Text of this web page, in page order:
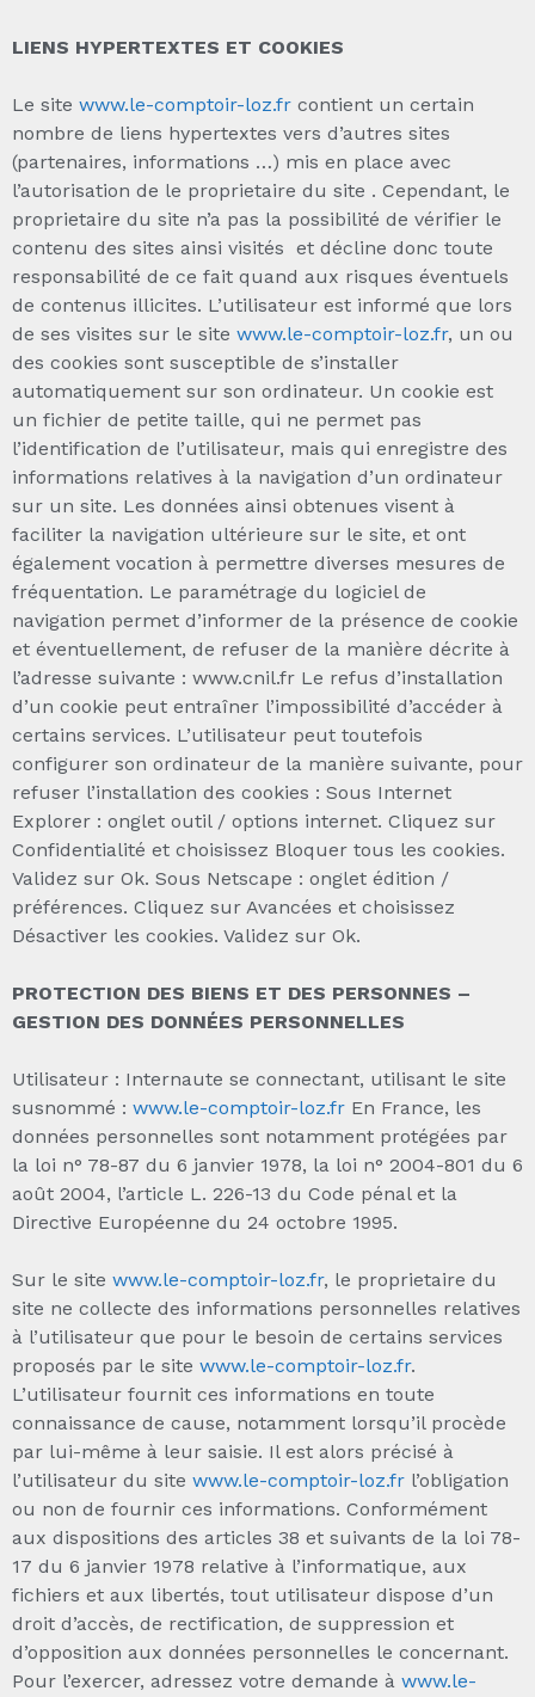
LIENS HYPERTEXTES ET COOKIES
Le site www.le-comptoir-loz.fr contient un certain
nombre de liens hypertextes vers d’autres sites
(partenaires, informations …) mis en place avec
l’autorisation de le proprietaire du site . Cependant, le
proprietaire du site n’a pas la possibilité de vérifier le
contenu des sites ainsi visités et décline donc toute
responsabilité de ce fait quand aux risques éventuels
de contenus illicites. L’utilisateur est informé que lors
de ses visites sur le site www.le-comptoir-loz.fr, un ou
des cookies sont susceptible de s’installer
automatiquement sur son ordinateur. Un cookie est
un fichier de petite taille, qui ne permet pas
l’identification de l’utilisateur, mais qui enregistre des
informations relatives à la navigation d’un ordinateur
sur un site. Les données ainsi obtenues visent à
faciliter la navigation ultérieure sur le site, et ont
également vocation à permettre diverses mesures de
fréquentation. Le paramétrage du logiciel de
navigation permet d’informer de la présence de cookie
et éventuellement, de refuser de la manière décrite à
l’adresse suivante : www.cnil.fr Le refus d’installation
d’un cookie peut entraîner l’impossibilité d’accéder à
certains services. L’utilisateur peut toutefois
configurer son ordinateur de la manière suivante, pour
refuser l’installation des cookies : Sous Internet
Explorer : onglet outil / options internet. Cliquez sur
Confidentialité et choisissez Bloquer tous les cookies.
Validez sur Ok. Sous Netscape : onglet édition /
préférences. Cliquez sur Avancées et choisissez
Désactiver les cookies. Validez sur Ok.
PROTECTION DES BIENS ET DES PERSONNES –
GESTION DES DONNÉES PERSONNELLES
Utilisateur : Internaute se connectant, utilisant le site
susnommé : www.le-comptoir-loz.fr En France, les
données personnelles sont notamment protégées par
la loi n° 78-87 du 6 janvier 1978, la loi n° 2004-801 du 6
août 2004, l’article L. 226-13 du Code pénal et la
Directive Européenne du 24 octobre 1995.
Sur le site www.le-comptoir-loz.fr, le proprietaire du
site ne collecte des informations personnelles relatives
à l’utilisateur que pour le besoin de certains services
proposés par le site www.le-comptoir-loz.fr.
L’utilisateur fournit ces informations en toute
connaissance de cause, notamment lorsqu’il procède
par lui-même à leur saisie. Il est alors précisé à
l’utilisateur du site www.le-comptoir-loz.fr l’obligation
ou non de fournir ces informations. Conformément
aux dispositions des articles 38 et suivants de la loi 78-
17 du 6 janvier 1978 relative à l’informatique, aux
fichiers et aux libertés, tout utilisateur dispose d’un
droit d’accès, de rectification, de suppression et
d’opposition aux données personnelles le concernant.
Pour l’exercer, adressez votre demande à www.le-